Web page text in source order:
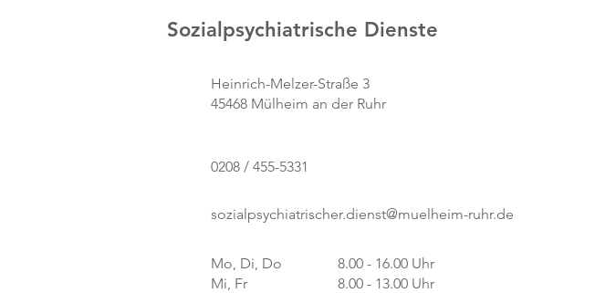
Sozialpsychiatrische Dienste
Heinrich-Melzer-Straße 3
45468 Mülheim an der Ruhr
0208 / 455-5331
sozialpsychiatrischer.dienst@muelheim-ruhr.de
Mo, Di, Do
Mi, Fr
8.00 - 16.00 Uhr
8.00 - 13.00 Uhr